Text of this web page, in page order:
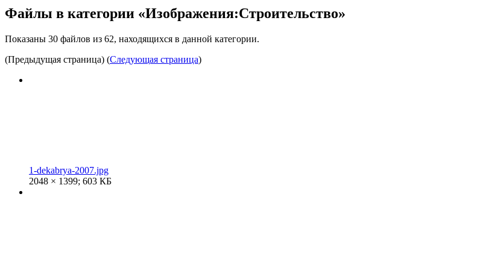
Файлы в категории «Изображения:Строительство»
Показаны 30 файлов из 62, находящихся в данной категории.
(Предыдущая страница) (Следующая страница)
1-dekabrya-2007.jpg
2048 × 1399; 603 КБ